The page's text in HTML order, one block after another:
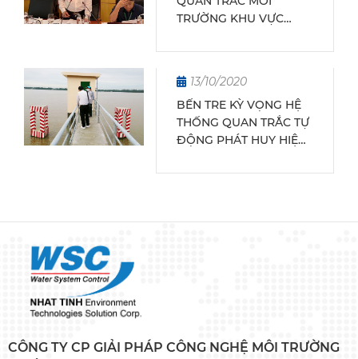
TRƯỜNG KHU VỰC
13/10/2020
BẾN TRE KỲ VỌNG HỆ
THỐNG QUAN TRẮC TỰ
ĐỘNG PHÁT HUY HIỆU
CÔNG TY CP GIẢI PHÁP CÔNG NGHỆ MÔI TRƯỜNG